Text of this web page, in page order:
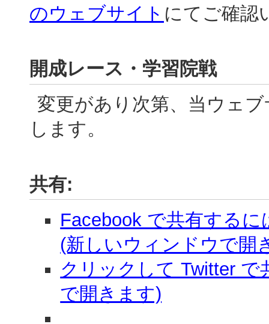
のウェブサイト にてご確認
開成レース・学習院戦
変更があり次第、当ウェ
します。
共有:
Facebook で共有する
(新しいウィンドウで開
クリックして Twitter
で開きます)